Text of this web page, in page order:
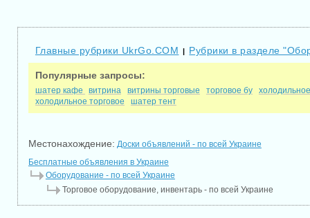
Главные рубрики UkrGo.COM | Рубрики в разделе
Популярные запросы:
шатер кафе витрина витрины торговые торговое бу
холодильное торговое
шатер тент
Местонахождение: Доски объявлений - по всей Украине
Бесплатные объявления в Украине
Оборудование - по всей Украине
Торговое оборудование, инвентарь - по всей Украине